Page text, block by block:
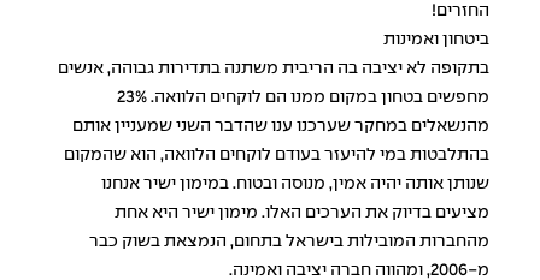
החזרים!
ביטחון ואמינות
בתקופה לא יציבה בה הריבית משתנה בתדירות גבוהה, אנשים
מחפשים בטחון במקום ממנו הם לוקחים הלוואה. 23%
מהנשאלים במחקר שערכנו ענו שהדבר השני שמעניין אותם
בהתלבטות במי להיעזר בעודם לוקחים הלוואה, הוא שהמקום
שנותן אותה יהיה אמין, מנוסה ובטוח. במימון ישיר אנחנו
מציעים בדיוק את הערכים האלו. מימון ישיר היא אחת
מהחברות המובילות בישראל בתחום, הנמצאת בשוק כבר
מ-2006, ומהווה חברה יציבה ואמינה.